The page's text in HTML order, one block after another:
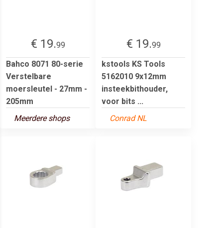
€ 19.99
Bahco 8071 80-serie
Verstelbare
moersleutel - 27mm -
205mm
Meerdere shops
€ 19.99
kstools KS Tools
5162010 9x12mm
insteekbithouder,
voor bits ...
Conrad NL